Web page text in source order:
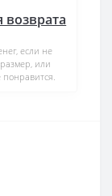
возврата
если не
или